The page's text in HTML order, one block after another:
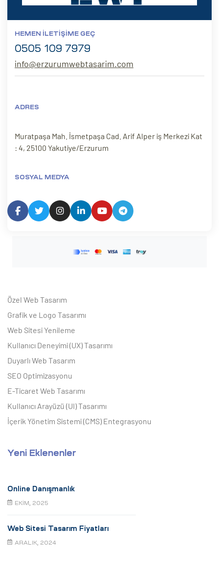
HEMEN İLETIŞIME GEÇ
0505 109 7979
info@erzurumwebtasarim.com
ADRES
Muratpaşa Mah. İsmetpaşa Cad. Arif Alper iş Merkezi Kat
: 4, 25100 Yakutiye/Erzurum
SOSYAL MEDYA
Özel Web Tasarım
Grafik ve Logo Tasarımı
Web Sitesi Yenileme
Kullanıcı Deneyimi (UX) Tasarımı
Duyarlı Web Tasarım
SEO Optimizasyonu
E-Ticaret Web Tasarımı
Kullanıcı Arayüzü (UI) Tasarımı
İçerik Yönetim Sistemi (CMS) Entegrasyonu
Yeni Eklenenler
Online Danışmanlık
EKIM, 2025
Web Sitesi Tasarım Fiyatları
ARALIK, 2024